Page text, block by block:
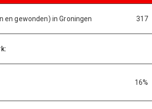
gewonden) in Groningen 317
16%